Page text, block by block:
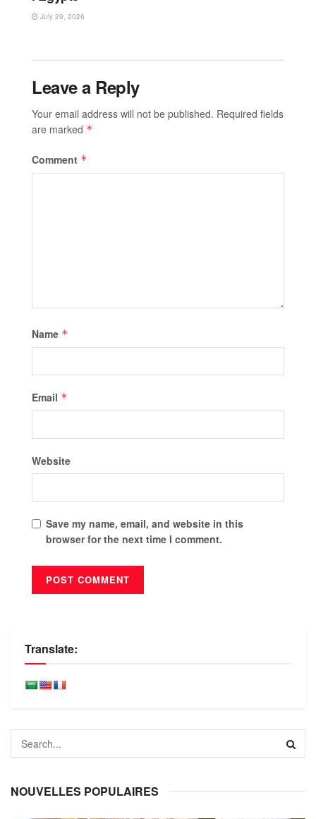
July 29, 2026
Leave a Reply
Your email address will not be published. Required fields
are marked *
Comment *
Name *
Email *
Website
Save my name, email, and website in this
browser for the next time I comment.
Translate:
NOUVELLES POPULAIRES